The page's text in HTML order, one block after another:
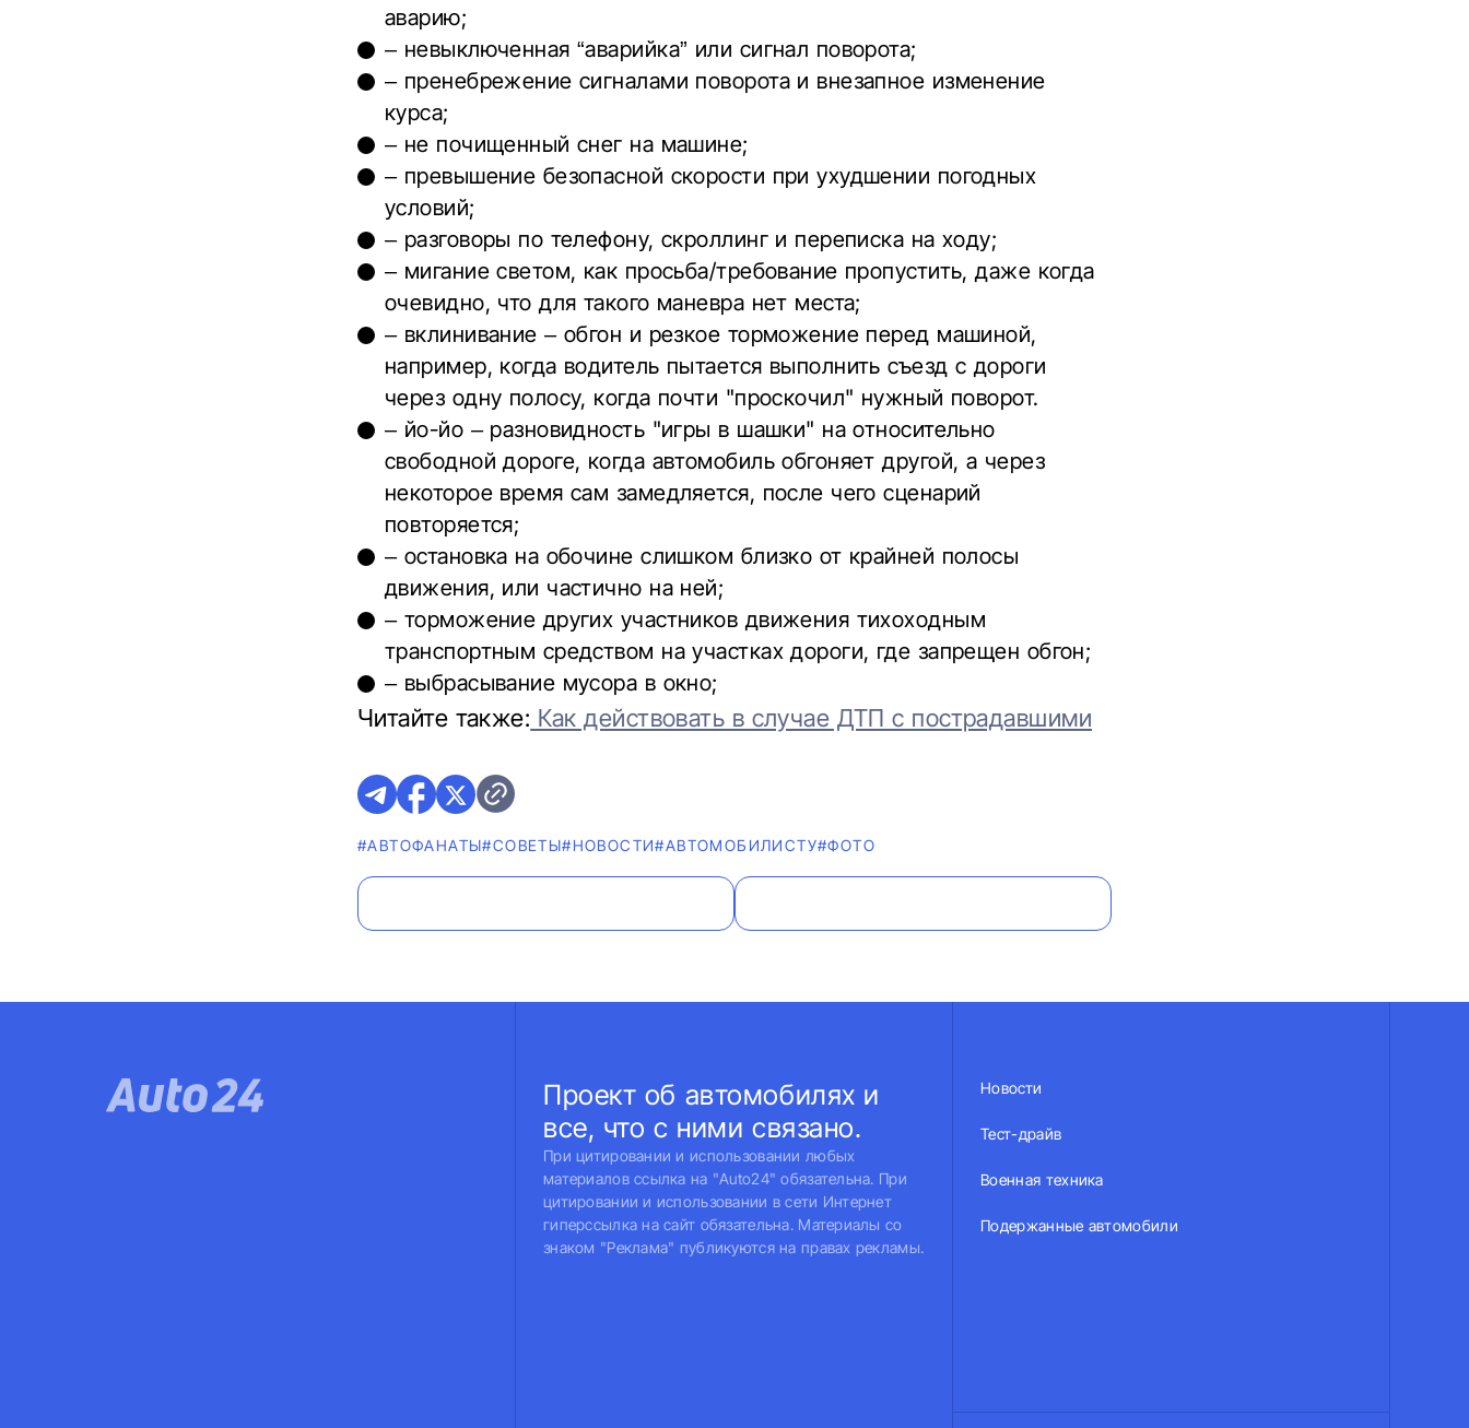
аварию;
– невыключенная “аварийка” или сигнал поворота;
– пренебрежение сигналами поворота и внезапное изменение
курса;
– не почищенный снег на машине;
– превышение безопасной скорости при ухудшении погодных
условий;
– разговоры по телефону, скроллинг и переписка на ходу;
– мигание светом, как просьба/требование пропустить, даже когда
очевидно, что для такого маневра нет места;
– вклинивание – обгон и резкое торможение перед машиной,
например, когда водитель пытается выполнить съезд с дороги
через одну полосу, когда почти "проскочил" нужный поворот.
– йо-йо – разновидность "игры в шашки" на относительно
свободной дороге, когда автомобиль обгоняет другой, а через
некоторое время сам замедляется, после чего сценарий
повторяется;
– остановка на обочине слишком близко от крайней полосы
движения, или частично на ней;
– торможение других участников движения тихоходным
транспортным средством на участках дороги, где запрещен обгон;
– выбрасывание мусора в окно;
Читайте также: Как действовать в случае ДТП с пострадавшими
#AВТОФАНАТЫ#СОВЕТЫ#НОВОСТИ#АВТОМОБИЛИСТУ#ФОТО
Проект об автомобилях и
все, что с ними связано.
При цитировании и использовании любых
материалов ссылка на "Auto24" обязательна. При
цитировании и использовании в сети Интернет
гиперссылка на сайт обязательна. Материалы со
знаком "Реклама" публикуются на правах рекламы.
Новости
Тест-драйв
Военная техника
Подержанные автомобили